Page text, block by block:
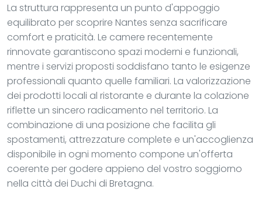
La struttura rappresenta un punto d'appoggio
equilibrato per scoprire Nantes senza sacrificare
comfort e praticità. Le camere recentemente
rinnovate garantiscono spazi moderni e funzionali,
mentre i servizi proposti soddisfano tanto le esigenze
professionali quanto quelle familiari. La valorizzazione
dei prodotti locali al ristorante e durante la colazione
riflette un sincero radicamento nel territorio. La
combinazione di una posizione che facilita gli
spostamenti, attrezzature complete e un'accoglienza
disponibile in ogni momento compone un'offerta
coerente per godere appieno del vostro soggiorno
nella città dei Duchi di Bretagna.